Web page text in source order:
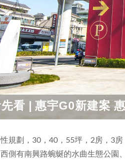
看 | 惠宇G0新建案
規劃，30，40，55坪，2房，3
側有南興路蜿蜒的水曲生態公園